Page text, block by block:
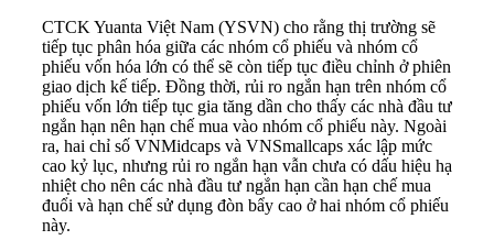
CTCK Yuanta Việt Nam (YSVN) cho rằng thị trường sẽ
tiếp tục phân hóa giữa các nhóm cổ phiếu và nhóm cổ
phiếu vốn hóa lớn có thể sẽ còn tiếp tục điều chỉnh ở phiên
giao dịch kế tiếp. Đồng thời, rủi ro ngắn hạn trên nhóm cổ
phiếu vốn lớn tiếp tục gia tăng dần cho thấy các nhà đầu tư
ngắn hạn nên hạn chế mua vào nhóm cổ phiếu này. Ngoài
ra, hai chỉ số VNMidcaps và VNSmallcaps xác lập mức
cao kỷ lục, nhưng rủi ro ngắn hạn vẫn chưa có dấu hiệu hạ
nhiệt cho nên các nhà đầu tư ngắn hạn cần hạn chế mua
đuổi và hạn chế sử dụng đòn bẩy cao ở hai nhóm cổ phiếu
này.